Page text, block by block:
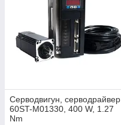
Серводвигун, серводрайвер
60ST-M01330, 400 W, 1.27
Nm